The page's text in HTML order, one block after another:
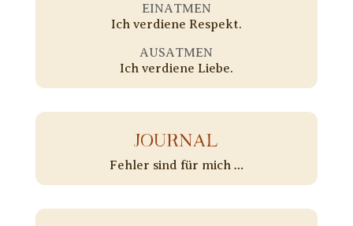
EINATMEN
Ich verdiene Respekt.
AUSATMEN
Ich verdiene Liebe.
JOURNAL
Fehler sind für mich …